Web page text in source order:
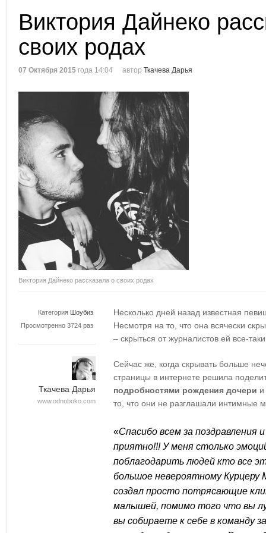
Виктория Дайнеко
своих родах
07 Октября 2015 года 14:04 автор Ткачева Дарья
Виктория Дайнеко рассказала о своих родах
Категория Шоубиз
Просмотренно 3724 раз
Ткачева Дарья
www.odnoboko.com
Несколько дней назад известная
Несмотря на то, что она всячески
– скрыться от журналистов ей все-
Сейчас же, когда скрывать больше
страницы в интернете решила
подробностями рождения дочери
то, что они не разглашали интимные
«Спасибо всем за поздравления
приятно!!! У меня столько
поблагодарить людей кто все
большое невероятному Курцеру
создал просто потрясающие
малышей, помимо того что вы
вы собираете к себе в команду